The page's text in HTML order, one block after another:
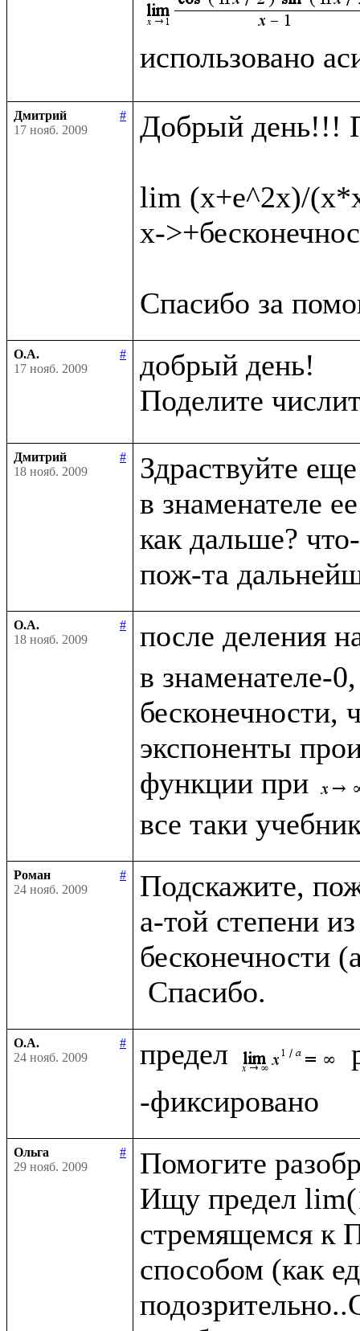
использовано
Дмитрий
#
17 нояб. 2009
Добрый день!!!
lim (x+e^2x)/
x-
О.А.
#
17 нояб. 2009
добрый день!
Поделите
Дмитрий
#
18 нояб. 2009
Здраствуйте
в знаменателе
как дальше?
О.А.
#
18 нояб. 2009
после деления
в знаменателе-
бесконечности,
экспоненты
функции при
Роман
#
24 нояб. 2009
Подскажите,
a-той степени
бесконечности
О.А.
#
24 нояб. 2009
предел
Ольга
#
29 нояб. 2009
Помогите
Ищу предел
стремящемся к
способом (как